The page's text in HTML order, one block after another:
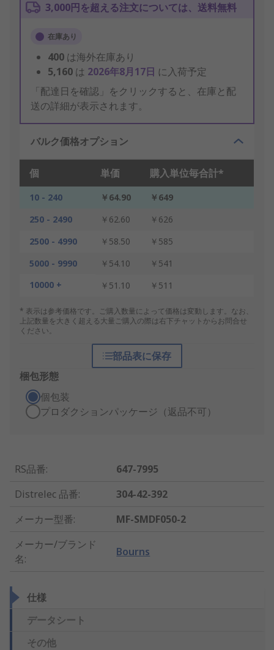
3,000円を超える注文については、送料無料
在庫あり
400 は海外在庫あり
5,160 は 2026年8月17日 に入荷予定
「配達日を確認」をクリックすると、在庫と配
送の詳細が表示されます。
バルク価格オプション
個 単価 購入単位毎合計*
10 - 240 ￥64.90
￥649
250 - 2490
￥62.60
￥626
2500 - 4990
￥58.50
￥585
5000 - 9990
￥54.10
￥541
10000 +
￥51.10 ￥511
* 表示は参考価格です。ご購入数量によって価格は変動します。なお、
上記数量を大きく超える大量ご購入の際は右下チャットからお問合せ
ください。
部品表に保存
梱包形態
個包装
プロダクションパッケージ（返品不可）
RS品番:
647-7995
Distrelec 品番:
304-42-392
メーカー型番:
MF-SMDF050-2
メーカー/ブランド
名:
Bourns
仕様
データシート
その他